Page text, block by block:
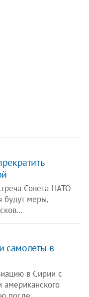
Совета НАТО -
будут меры,
самолеты в
в Сирии с
американского